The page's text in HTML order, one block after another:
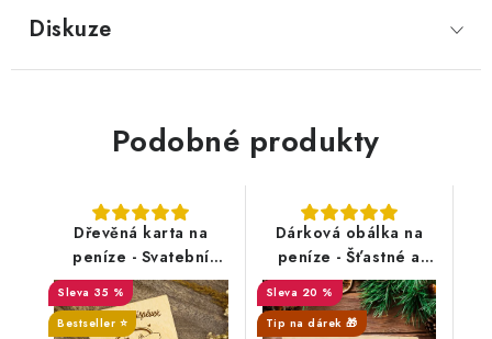
Diskuze
Podobné produkty
Dřevěná karta na
peníze - Svatební
příspěvek na Vaši
jízdu životem
35 %
Bestseller ⭐️
Dárková obálka na
peníze - Šťastné a
veselé VÁNOCE, s
věnováním
20 %
Tip na dárek 🎁